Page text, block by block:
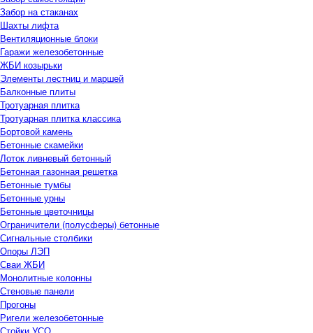
Забор на стаканах
Шахты лифта
Вентиляционные блоки
Гаражи железобетонные
ЖБИ козырьки
Элементы лестниц и маршей
Балконные плиты
Тротуарная плитка
Тротуарная плитка классика
Бортовой камень
Бетонные скамейки
Лоток ливневый бетонный
Бетонная газонная решетка
Бетонные тумбы
Бетонные урны
Бетонные цветочницы
Ограничители (полусферы) бетонные
Сигнальные столбики
Опоры ЛЭП
Сваи ЖБИ
Монолитные колонны
Стеновые панели
Прогоны
Ригели железобетонные
Стойки УСО